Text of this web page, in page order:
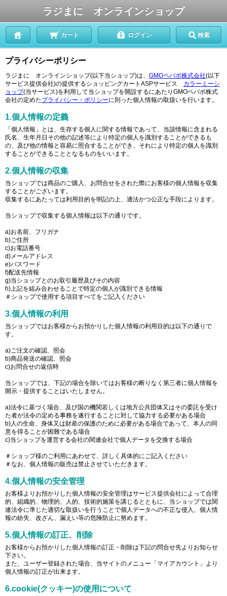
ラジまに オンラインショップ
カート ログイン 検索
プライバシーポリシー
ラジまに オンラインショップ(以下当ショップ)は、 GMOペパボ株式会社(以下
サービス提供会社)の提供するショッピングカートASPサービス カラーミーシ
ョップ(当サービス)を利用して当ショップを開設するにあたりGMOペパボ株式
会社の定めたプライバシー・ポリシーに則った個人情報の取扱いを行います。
1.個人情報の定義
「個人情報」とは、生存する個人に関する情報であって、当該情報に含まれる
氏名、生年月日その他の記述等により特定の個人を識別することができるも
の、及び他の情報と容易に照合することができ、それにより特定の個人を識別
することができることとなるものをいいます。
2.個人情報の収集
当ショップでは商品のご購入、お問合せをされた際にお客様の個人情報を収集
することがございます。
収集するにあたっては利用目的を明記の上、適法かつ公正な手段によります。
当ショップで収集する個人情報は以下の通りです。
a)お名前、フリガナ
b)ご住所
c)お電話番号
d)メールアドレス
e)パスワード
f)配送先情報
g)当ショップとのお取引履歴及びその内容
h)上記を組み合わせることで特定の個人が識別できる情報
＃ショップで使用する項目すべてをご記入ください
3.個人情報の利用
当ショップではお客様からお預かりした個人情報の利用目的は以下の通りで
す。
a)ご注文の確認、照会
b)商品発送の確認、照会
c)お問合せの返信時
当ショップでは、下記の場合を除いてはお客様の断りなく第三者に個人情報を
開示・提供することはいたしません。
a)法令に基づく場合、及び国の機関若しくは地方公共団体又はその委託を受け
た者が法令の定める事務を遂行することに対して協力する必要がある場合
b)人の生命、身体又は財産の保護のために必要がある場合であって、本人の同
意を得ることが困難である場合
c)当ショップを運営する会社の関連会社で個人データを交換する場合
＃ショップ様のご利用にあわせて、詳しく具体的にご記入ください
＃なお、個人情報の販売は禁止させていただきます。
4.個人情報の安全管理
お客様よりお預かりした個人情報の安全管理はサービス提供会社によって合理
的、組織的、物理的、人的、技術的施策を講じるとともに、当ショップでは関
連法令に準じた適切な取扱いを行うことで個人データへの不正な侵入、個人情
報の紛失、改ざん、漏えい等の危険防止に努めます。
5.個人情報の訂正、削除
お客様からお預かりした個人情報の訂正・削除は下記の問合せ先よりお知らせ
下さい。
また、ユーザー登録された場合、当サイトのメニュー「マイアカウント」より
個人情報の訂正が出来ます。
6.cookie(クッキー)の使用について